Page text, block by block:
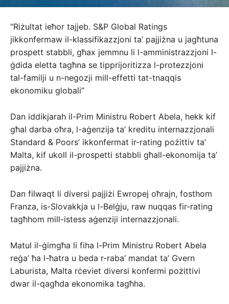
“Riżultat ieħor tajjeb. S&P Global Ratings
jikkonfermaw il-klassifikazzjoni ta’ pajjiżna u jagħtuna
prospett stabbli, għax jemmnu li l-amministrazzjoni l-
ġdida eletta tagħna se tipprijoritizza l-protezzjoni
tal-familji u n-negozji mill-effetti tat-tnaqqis
ekonomiku globali”
Dan iddikјarah il-Prim Ministru Robert Abela, hekk kif
għal darba oħra, l-aġenzija ta’ kreditu internazzjonali
Standard & Poors’ ikkonfermat ir-rating pożittiv ta’
Malta, kif ukoll il-prospetti stabbli għall-ekonomija ta’
pajjiżna.
Dan filwaqt li diversi pajjiżi Ewropej oħrajn, fosthom
Franza, is-Slovakkja u l-Belġju, raw nuqqas fir-rating
tagħhom mill-istess aġenziji internazzjonali.
Matul il-ġimgħa li fiha l-Prim Ministru Robert Abela
reġa’ ħa l-ħatra u beda r-raba’ mandat ta’ Gvern
Laburista, Malta rċeviet diversi konfermi pożittivi
dwar il-qagħda ekonomika tagħha.